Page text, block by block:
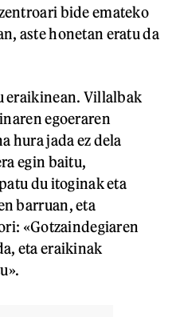
bide emateko
aste honetan eratu da
eraikinean. Villalbak
egoeraren
hura jada ez dela
egin baitu,
du itoginak eta
barruan, eta
«Gotzaindegiaren
eta eraikinak